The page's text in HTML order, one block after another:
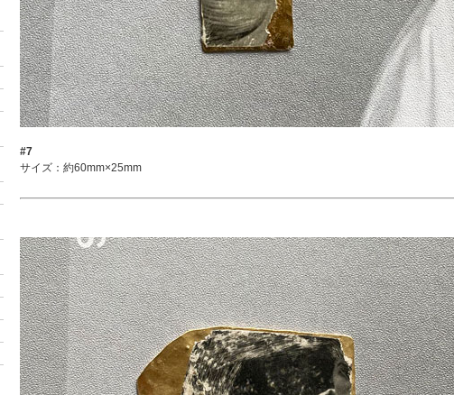
#7
サイズ：約60mm×25mm